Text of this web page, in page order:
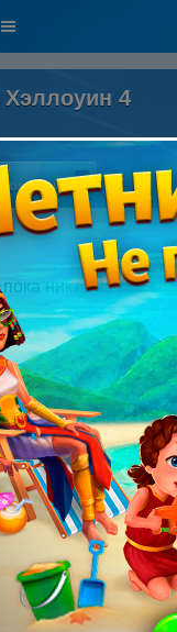
4
0
никто не писал